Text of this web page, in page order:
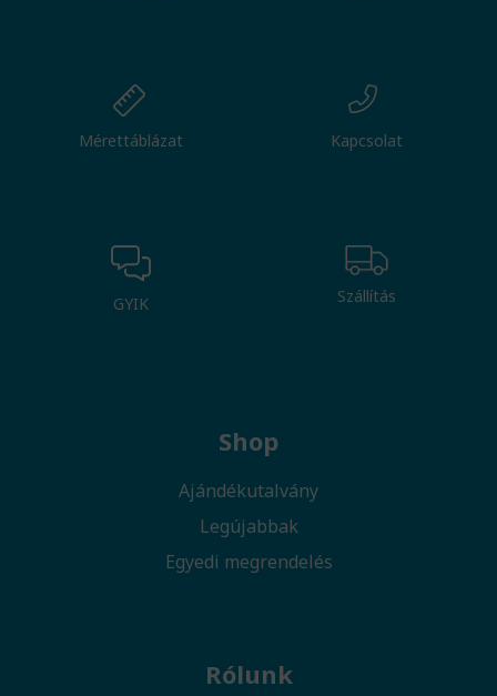
Mérettáblázat Kapcsolat
GYIK Szállítás
Shop
Ajándékutalvány
Legújabbak
Egyedi megrendelés
Rólunk